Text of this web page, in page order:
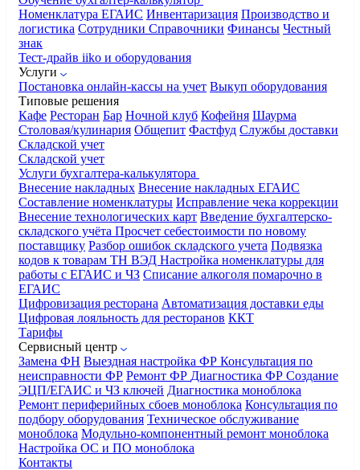
Номенклатура ЕГАИС Инвентаризация Производство и
логистика Сотрудники Справочники Финансы Честный
знак
Тест-драйв iiko и оборудования
Услуги
Постановка онлайн-кассы на учет Выкуп оборудования
Типовые решения
Кафе Ресторан Бар Ночной клуб Кофейня Шаурма
Столовая/кулинария Общепит Фастфуд Службы доставки
Складской учет
Складской учет
Услуги бухгалтера-калькулятора
Внесение накладных Внесение накладных ЕГАИС
Составление номенклатуры Исправление чека коррекции
Внесение технологических карт Введение бухгалтерско-
складского учёта Просчет себестоимости по новому
поставщику Разбор ошибок складского учета Подвязка
кодов к товарам ТН ВЭД Настройка номенклатуры для
работы с ЕГАИС и ЧЗ Списание алкоголя помарочно в
ЕГАИС
Цифровизация ресторана Автоматизация доставки еды
Цифровая лояльность для ресторанов ККТ
Тарифы
Сервисный центр
Замена ФН Выездная настройка ФР Консультация по
неисправности ФР Ремонт ФР Диагностика ФР Создание
ЭЦП/ЕГАИС и ЧЗ ключей Диагностика моноблока
Ремонт периферийных сбоев моноблока Консультация по
подбору оборудования Техническое обслуживание
моноблока Модульно-компонентный ремонт моноблока
Настройка ОС и ПО моноблока
Контакты